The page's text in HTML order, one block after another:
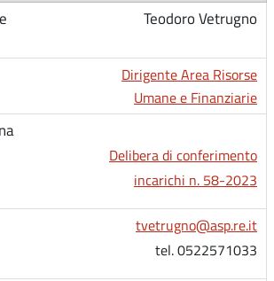
Teodoro Vetrugno
Dirigente Area Risorse
Umane e Finanziarie
Delibera di conferimento
incarichi n. 58-2023
tvetrugno@asp.re.it
tel. 0522571033